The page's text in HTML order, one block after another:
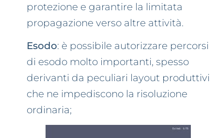
protezione e garantire la limitata
propagazione verso altre attività.
Esodo: è possibile autorizzare percorsi
di esodo molto importanti, spesso
derivanti da peculiari layout produttivi
che ne impediscono la risoluzione
ordinaria;